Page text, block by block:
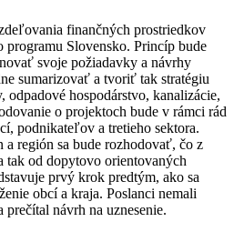
finančných prostriedkov
programu Slovensko. Princíp bude
svoje požiadavky a návrhy
sumarizovať a tvoriť tak stratégiu
hospodárstvo, kanalizácie,
o projektoch bude v rámci rád
podnikateľov a tretieho sektora.
a región sa bude rozhodovať, čo z
tak od dopytovo orientovaných
prvý krok predtým, ako sa
obcí a kraja. Poslanci nemali
prečítal návrh na uznesenie.